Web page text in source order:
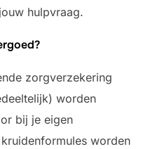
hulpvraag.
zorgverzekering
worden
bij je eigen
worden